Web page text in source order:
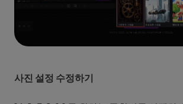
사진 설정 수정하기